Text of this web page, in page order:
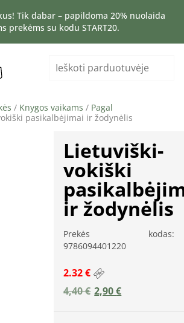
Tik dabar – papildoma 20% nuolaida
prekėms su kodu START20.
/ Knygos vaikams / Pagal
pasikalbėjimai ir žodynėlis
Lietuviški-
vokiški
ir žodynėlis
Prekės kodas:
9786094401220
2.32 €
4,40€ 2,90€